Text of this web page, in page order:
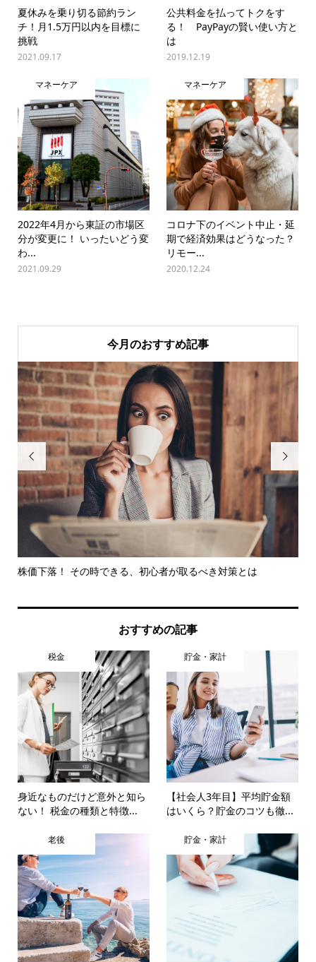
夏休みを乗り切る節約ラン
チ！月1.5万円以内を目標に
挑戦
2021.09.17
公共料金を払ってトクをす
る！ PayPayの賢い使い方と
は
2019.12.19
マネーケア
2022年4月から東証の市場区
分が変更に！ いったいどう変
わ...
2021.09.29
マネーケア
コロナ下のイベント中止・延
期で経済効果はどうなった？
リモー...
2020.12.24
今月のおすすめ記事

株価下落！ その時できる、初心者が取るべき対策とは

おすすめの記事
税金
身近なものだけど意外と知ら
ない！ 税金の種類と特徴...
貯金・家計
【社会人3年目】平均貯金額
はいくら？貯金のコツも徹...
老後 貯金・家計